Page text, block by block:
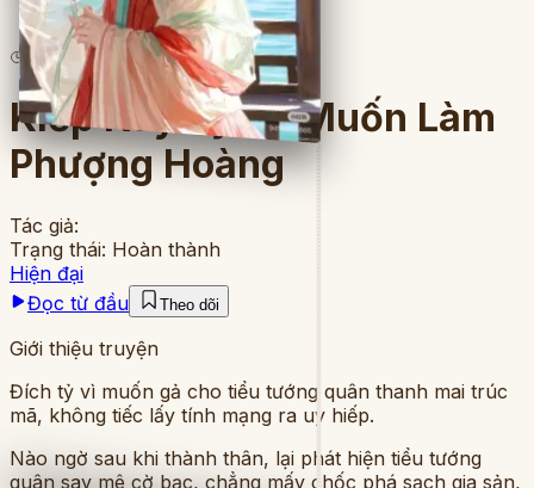
4 lượt đọc 5chương
Kiếp Này Tỷ Tỷ Muốn Làm
Phượng Hoàng
Tác giả:
Trạng thái: Hoàn thành
Hiện đại
Đọc từ đầu
Theo dõi
Giới thiệu truyện
Đích tỷ vì muốn gả cho tiểu tướng quân thanh mai trúc
mã, không tiếc lấy tính mạng ra uy hiếp.
Nào ngờ sau khi thành thân, lại phát hiện tiểu tướng
quân say mê cờ bạc, chẳng mấy chốc phá sạch gia sản,